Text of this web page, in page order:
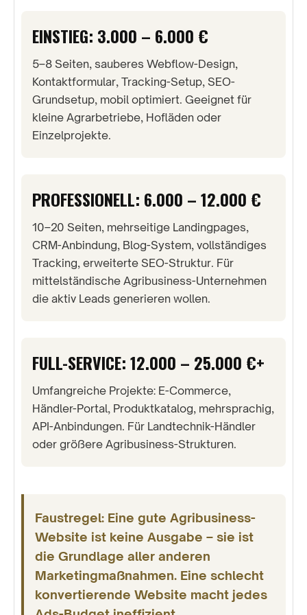
EINSTIEG: 3.000 – 6.000 €
5–8 Seiten, sauberes Webflow-Design,
Kontaktformular, Tracking-Setup, SEO-
Grundsetup, mobil optimiert. Geeignet für
kleine Agrarbetriebe, Hofläden oder
Einzelprojekte.
PROFESSIONELL: 6.000 – 12.000 €
10–20 Seiten, mehrseitige Landingpages,
CRM-Anbindung, Blog-System, vollständiges
Tracking, erweiterte SEO-Struktur. Für
mittelständische Agribusiness-Unternehmen
die aktiv Leads generieren wollen.
FULL-SERVICE: 12.000 – 25.000 €+
Umfangreiche Projekte: E-Commerce,
Händler-Portal, Produktkatalog, mehrsprachig,
API-Anbindungen. Für Landtechnik-Händler
oder größere Agribusiness-Strukturen.
Faustregel: Eine gute Agribusiness-
Website ist keine Ausgabe – sie ist
die Grundlage aller anderen
Marketingmaßnahmen. Eine schlecht
konvertierende Website macht jedes